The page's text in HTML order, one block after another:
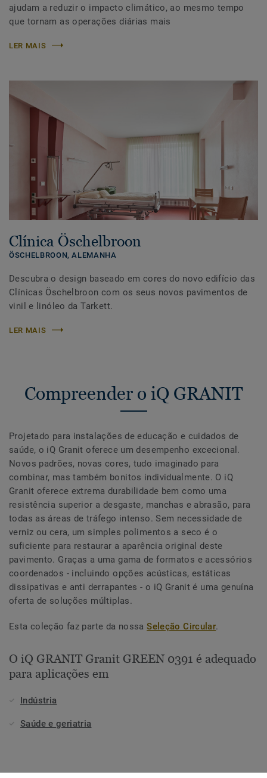
ajudam a reduzir o impacto climático, ao mesmo tempo
que tornam as operações diárias mais
LER MAIS
Clínica Öschelbroon
ÖSCHELBROON,ALEMANHA
Descubra o design baseado em cores do novo edifício das
Clínicas Öschelbroon com os seus novos pavimentos de
vinil e linóleo da Tarkett.
LER MAIS
Compreender o iQ GRANIT
Projetado para instalações de educação e cuidados de
saúde, o iQ Granit oferece um desempenho excecional.
Novos padrões, novas cores, tudo imaginado para
combinar, mas também bonitos individualmente. O iQ
Granit oferece extrema durabilidade bem como uma
resistência superior a desgaste, manchas e abrasão, para
todas as áreas de tráfego intenso. Sem necessidade de
verniz ou cera, um simples polimentos a seco é o
suficiente para restaurar a aparência original deste
pavimento. Graças a uma gama de formatos e acessórios
coordenados - incluindo opções acústicas, estáticas
dissipativas e anti derrapantes - o iQ Granit é uma genuína
oferta de soluções múltiplas.
Esta coleção faz parte da nossaSeleção Circular.
O iQ GRANIT Granit GREEN 0391 é adequado
para aplicações em
Indústria
Saúde e geriatria